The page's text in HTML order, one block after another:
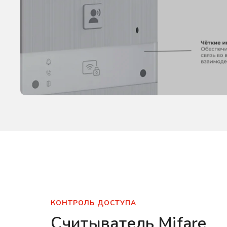
КОНТРОЛЬ ДОСТУПА